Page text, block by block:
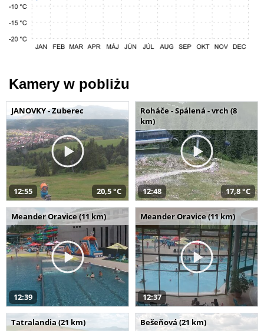
Kamery w pobliżu
JANOVKY - Zuberec
12:55 20,5 °C
Roháče - Spálená - vrch (8
km)
12:48 17,8 °C
Meander Oravice (11 km)
12:39
Meander Oravice (11 km)
12:37
Tatralandia (21 km) Bešeňová (21 km)